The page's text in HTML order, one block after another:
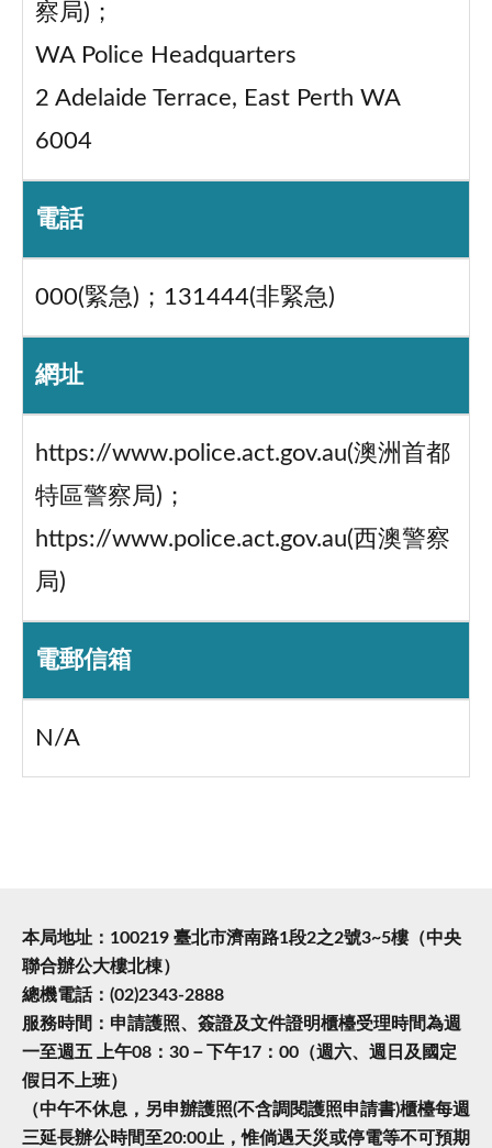
察局)；
WA Police Headquarters
2 Adelaide Terrace, East Perth WA
6004
電話
000(緊急)；131444(非緊急)
網址
https://www.police.act.gov.au(澳洲首都
特區警察局)；
https://www.police.act.gov.au(西澳警察
局)
電郵信箱
N/A
本局地址：100219 臺北市濟南路1段2之2號3~5樓（中央
聯合辦公大樓北棟）
總機電話：(02)2343-2888
服務時間：申請護照、簽證及文件證明櫃檯受理時間為週
一至週五 上午08：30－下午17：00（週六、週日及國定
假日不上班）
（中午不休息，另申辦護照(不含調閱護照申請書)櫃檯每週
三延長辦公時間至20:00止，惟倘遇天災或停電等不可預期